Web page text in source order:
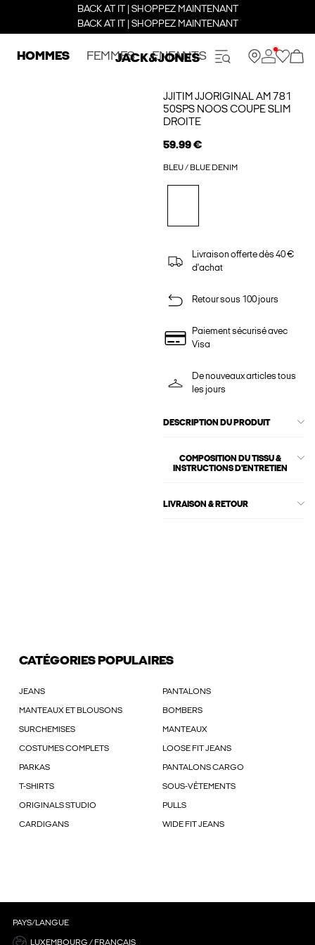
BACK AT IT | SHOPPEZ MAINTENANT
BACK AT IT | SHOPPEZ MAINTENANT
HOMMES FEMMES ENFANTS
JJITIM JJORIGINAL AM 781
50SPS NOOS COUPE SLIM
DROITE
59.99 €
BLEU / BLUE DENIM
Livraison offerte dès 40 €
d'achat
Retour sous 100 jours
Paiement sécurisé avec
Visa
De nouveaux articles tous
les jours
DESCRIPTION DU PRODUIT
COMPOSITION DU TISSU &
INSTRUCTIONS D'ENTRETIEN
LIVRAISON & RETOUR
CATÉGORIES POPULAIRES
JEANS PANTALONS
MANTEAUX ET BLOUSONS BOMBERS
SURCHEMISES MANTEAUX
COSTUMES COMPLETS LOOSE FIT JEANS
PARKAS PANTALONS CARGO
T-SHIRTS SOUS-VÊTEMENTS
ORIGINALS STUDIO PULLS
CARDIGANS WIDE FIT JEANS
PAYS/LANGUE
LUXEMBOURG / FRANÇAIS